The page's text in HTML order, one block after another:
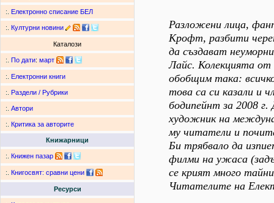
:. Електронно списание БЕЛ
:. Културни новини
Каталози
:. По дати: март
:. Електронни книги
:. Раздели / Рубрики
:. Автори
:. Критика за авторите
Книжарници
:. Книжен пазар
:. Книгосвят: сравни цени
Ресурси
Разложени лица,
Крофт, разбити
да създават
Лайс. Колекцията от
обобщим така:
това са си казали и
бодипейнт за 2008 г.
художник на
му читатели и
Би трябвало да
филми на ужаса
се крият много
Читателите на